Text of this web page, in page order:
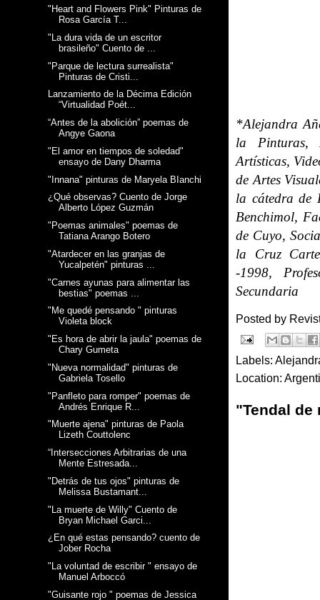
*Alejandra
la Pinturas,
Artísticas,
de Artes
la cátedra de
Benchimol,
de Cuyo,
la Cruz
-1998,
Secundaria
Posted by
Labels:
Location:
"Tendal de
"Heart and Flowers Pink" Pinturas de
Rosa García T...
"La dura vida de un escritor
brasileño" Cuento de ...
"Parque de lectura surrealista"
Pinturas de Cristi...
Lanzamiento de la Décima Edición
“Virtualidad Poét...
“Antes de la abolición” poemas de
Angye Gaona
"El amor en tiempos de soledad"
ensayo de Dany Dharma
"Innana" pinturas de Maryela BIanchi
¿Qué observas? Cuento de Jorge
Alberto López Guzmán
"Poemas animales" poemas de
Tatiana Arango Botero
"Atardecer en las granjas de
Yucalpetén" pinturas ...
"Carnes ayunas para alimentar las
bestias" poemas ...
"Me quedé pensando " pinturas
Violeta block
"Es hora de abrir la jaula" poemas de
Chary Gumeta
"Nueva normalidad" pinturas de
Gabriela Tosello
"Panfleto para romper" poemas de
Andrés Enrique R...
"Muerte ajena" pinturas de Paola
Lizeth Couttolenc
“Intersecciones Arbitrarias de una
Mente Estresada...
"Detrás de tus ojos" pinturas de
Melissa Bustamant...
"La muerte de Willy" Cuento de
Bryan Michael Garci...
¿En qué estas pensando? cuento de
Jober Rocha
"La voluntad de escribir " ensayo de
Manuel Arboccó
"Guisante rojo " poemas de Jessica